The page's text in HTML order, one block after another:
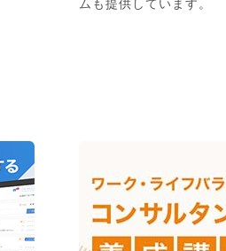
ムも提供しています。